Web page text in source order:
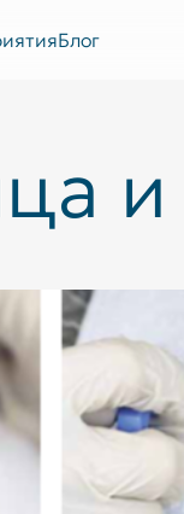
Блог